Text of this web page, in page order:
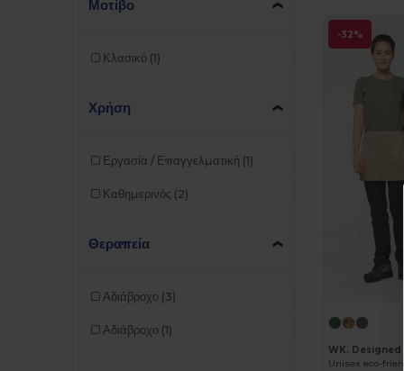
Μοτίβο
Κλασικό (1)
Χρήση
Εργασία / Επαγγελματική (1)
Καθημερινός (2)
Θεραπεία
Αδιάβροχο (3)
Αδιάβροχο (1)
-32%
WK. Designed